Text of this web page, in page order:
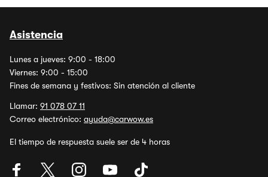
Asistencia
Lunes a jueves: 9:00 - 18:00
Viernes: 9:00 - 15:00
Fines de semana y festivos: Sin atención al cliente
Llamar: 91 078 07 11
Correo electrónico: ayuda@carwow.es
El tiempo de respuesta suele ser de 4 horas